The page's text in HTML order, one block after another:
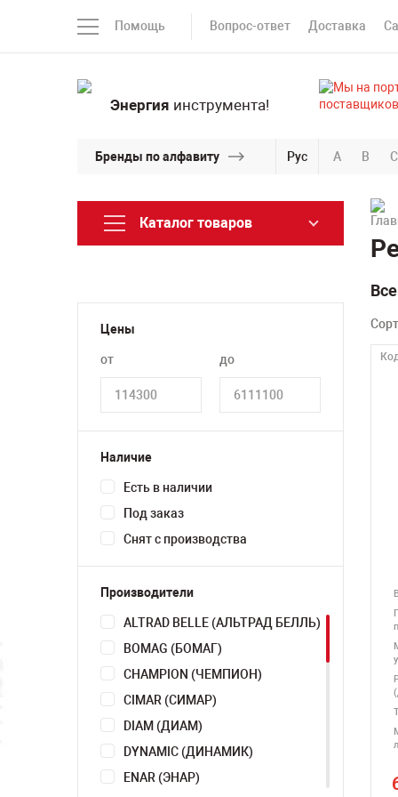
Помощь Вопрос-ответ Доставка
Энергия инструмента!
Бренды по алфавиту Рус A B C
Каталог товаров
Цены
от до
Наличие
Есть в наличии
Под заказ
Снят с производства
Производители
ALTRAD BELLE (АЛЬТРАД БЕЛЛЬ)
BOMAG (БОМАГ)
CHAMPION (ЧЕМПИОН)
CIMAR (СИМАР)
DIAM (ДИАМ)
DYNAMIC (ДИНАМИК)
ENAR (ЭНАР)